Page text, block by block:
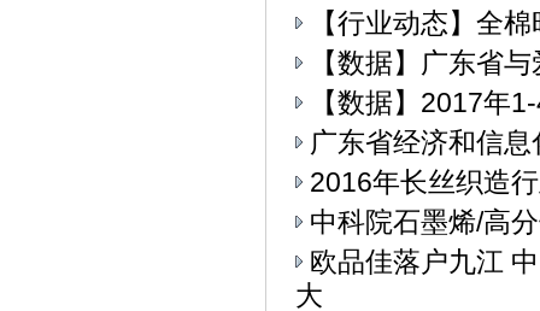
【行业动态】全
【数据】广东省
【数据】2017年
广东省经济和信
2016年长丝织造
中科院石墨烯/高
欧品佳落户九江
大